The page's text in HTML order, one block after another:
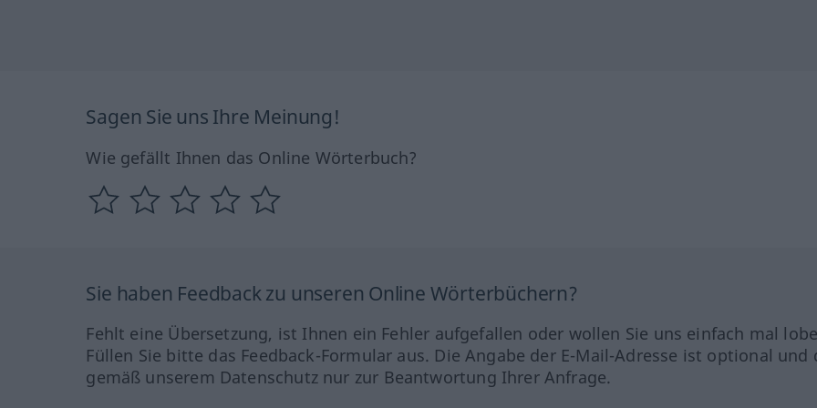
Sagen Sie uns Ihre Meinung!
Wie gefällt Ihnen das Online Wörterbuch?
Sie haben Feedback zu unseren Online Wörterbüchern?
Fehlt eine Übersetzung, ist Ihnen ein Fehler aufgefallen oder wollen Sie uns einfach mal
Füllen Sie bitte das Feedback-Formular aus. Die Angabe der E-Mail-Adresse ist optional und
gemäß unserem Datenschutz nur zur Beantwortung Ihrer Anfrage.